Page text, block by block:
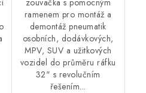
ramenem pro montáž a
demontáž pneumatik
osobních, dodávkových,
MPV, SUV a užitkových
vozidel do průměru ráfku
32" s revolučním
řešením...